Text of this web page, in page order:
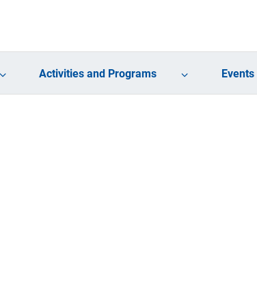
Activities and Programs Events